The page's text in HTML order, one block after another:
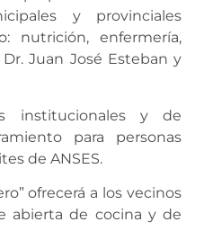
y provinciales
nutrición, enfermería,
Juan José Esteban y
institucionales y de
para personas
de ANSES.
ofrecerá a los vecinos
abierta de cocina y de